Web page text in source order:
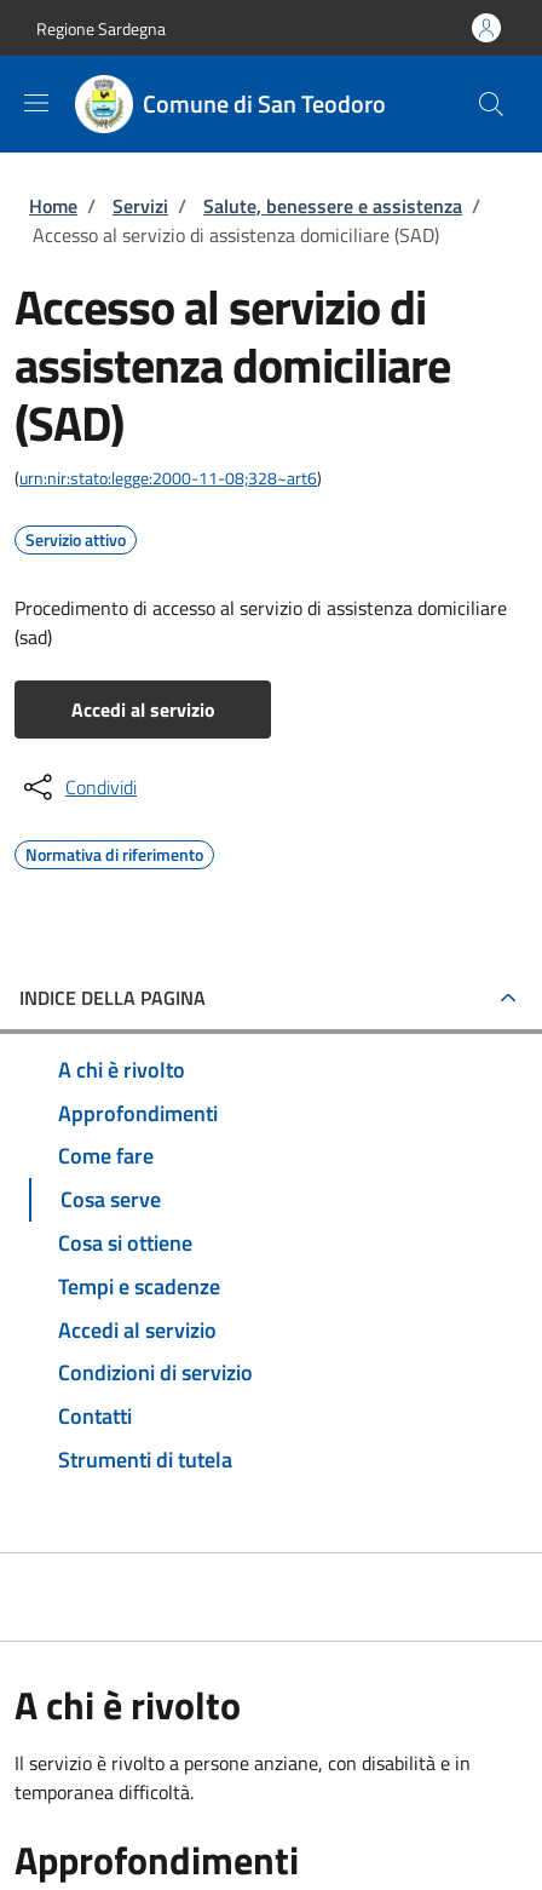
Regione Sardegna
Comune di San Teodoro
Briciole di pane
Home / Servizi / Salute, benessere e assistenza /
Accesso al servizio di assistenza domiciliare (SAD)
Accesso al servizio di
assistenza domiciliare
(SAD)
(urn:nir:stato:legge:2000-11-08;328~art6)
Servizio attivo
Procedimento di accesso al servizio di assistenza domiciliare
(sad)
Accedi al servizio
Condividi
Normativa di riferimento
INDICE DELLA PAGINA
A chi è rivolto
Approfondimenti
Come fare
Cosa serve
Cosa si ottiene
Tempi e scadenze
Accedi al servizio
Condizioni di servizio
Contatti
Strumenti di tutela
A chi è rivolto
Il servizio è rivolto a persone anziane, con disabilità e in
temporanea difficoltà.
Approfondimenti